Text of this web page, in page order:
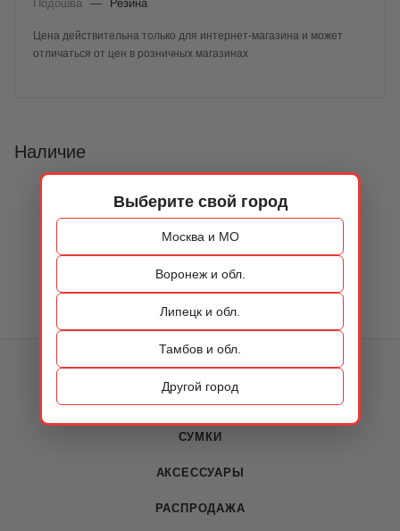
Выберите свой город
Москва и МО
Воронеж и обл.
Липецк и обл.
Тамбов и обл.
Другой город
Подошва
— Резина
Цена действительна только для интернет-магазина и может
отличаться от цен в розничных магазинах
Наличие
КАТАЛОГ
ОБУВЬ
СУМКИ
АКСЕССУАРЫ
РАСПРОДАЖА